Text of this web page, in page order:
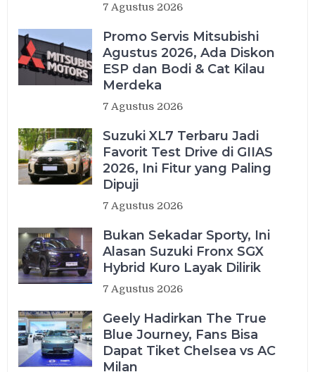
7 Agustus 2026
Promo Servis Mitsubishi
Agustus 2026, Ada Diskon
ESP dan Bodi & Cat Kilau
Merdeka
7 Agustus 2026
Suzuki XL7 Terbaru Jadi
Favorit Test Drive di GIIAS
2026, Ini Fitur yang Paling
Dipuji
7 Agustus 2026
Bukan Sekadar Sporty, Ini
Alasan Suzuki Fronx SGX
Hybrid Kuro Layak Dilirik
7 Agustus 2026
Geely Hadirkan The True
Blue Journey, Fans Bisa
Dapat Tiket Chelsea vs AC
Milan